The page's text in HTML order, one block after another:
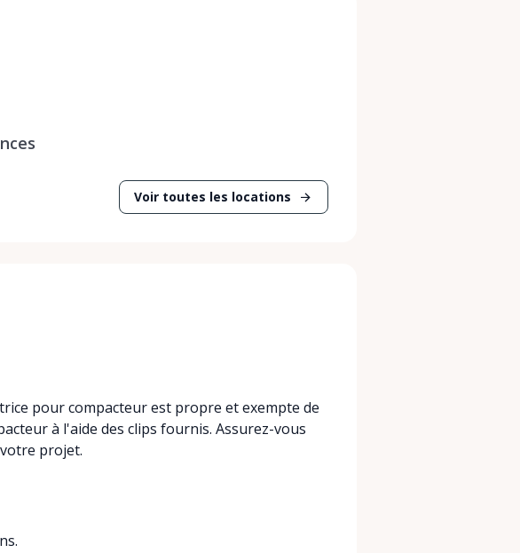
Voir toutes les locations
pour compacteur est propre et exempte de
à l'aide des clips fournis. Assurez-vous
projet.